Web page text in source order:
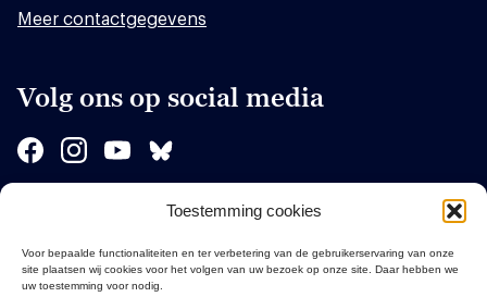
Toestemming cookies
Voor bepaalde functionaliteiten en ter verbetering van de gebruikerservaring van onze
site plaatsen wij cookies voor het volgen van uw bezoek op onze site. Daar hebben we
uw toestemming voor nodig.
Meer contactgegevens
Volg ons op social media